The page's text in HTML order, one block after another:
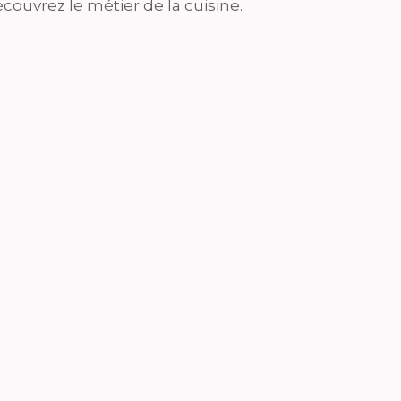
le métier de la cuisine.